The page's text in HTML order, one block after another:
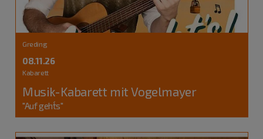
Greding
08.11.26
Kabarett
Musik-Kabarett mit Vogelmayer
"Auf geht´s"